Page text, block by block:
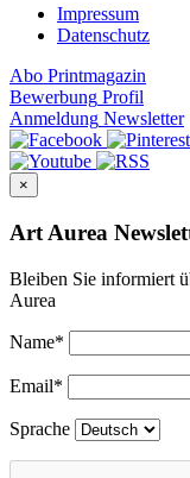
Impressum
Datenschutz
Abo Printmagazin
Bewerbung Profil
Anmeldung Newsletter
×
Art Aurea
Bleiben Sie informiert
Aurea
Name*
Email*
Sprache